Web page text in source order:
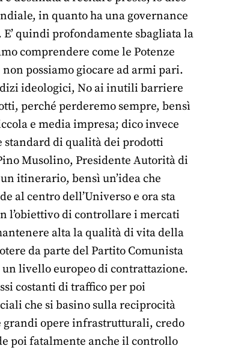
in quanto ha una governance
quindi profondamente sbagliata la
comprendere come le Potenze
possiamo giocare ad armi pari.
ideologici, No ai inutili barriere
perché perderemo sempre, bensì
e media impresa; dico invece
di qualità dei prodotti
Musolino, Presidente Autorità di
itinerario, bensì un’idea che
al centro dell’Universo e ora sta
l’obiettivo di controllare i mercati
alta la qualità di vita della
da parte del Partito Comunista
livello europeo di contrattazione.
costanti di traffico per poi
che si basino sulla reciprocità
grandi opere infrastrutturali, credo
poi fatalmente anche il controllo